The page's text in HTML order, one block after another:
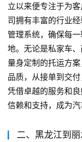
立以来便专注于为
司拥有丰富的行业
管理系统，确保每
地。无论是私家车
量身定制的托运方
品质，从接单到交
凭借卓越的服务和
信赖和支持，成为汽
二、黑龙江到